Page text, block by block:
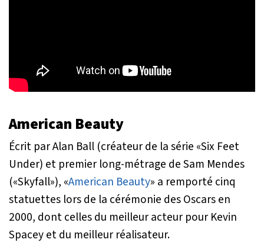
American Beauty
Écrit par Alan Ball (créateur de la série «Six Feet
Under) et premier long-métrage de Sam Mendes
(«Skyfall»), «American Beauty» a remporté cinq
statuettes lors de la cérémonie des Oscars en
2000, dont celles du meilleur acteur pour Kevin
Spacey et du meilleur réalisateur.